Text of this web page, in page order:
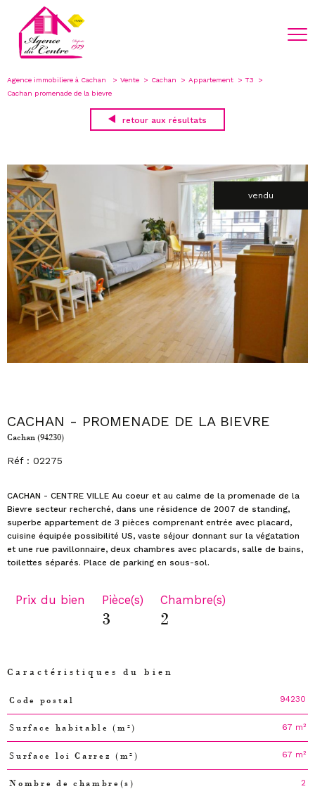
Agence immobiliere à Cachan Vente Cachan Appartement
T3
Cachan promenade de la bievre
retour aux résultats
vendu
CACHAN - PROMENADE DE LA BIEVRE
Cachan (94230)
Réf : 02275
CACHAN - CENTRE VILLE Au coeur et au calme de la promenade de la
Bievre secteur recherché, dans une résidence de 2007 de standing,
superbe appartement de 3 pièces comprenant entrée avec placard,
cuisine équipée possibilité US, vaste séjour donnant sur la végatation
et une rue pavillonnaire, deux chambres avec placards, salle de bains,
Prix du bien Pièce(s)
3
Chambre(s)
2
Caractéristiques du bien
Caractéristiques
Code postal 94230
Surface habitable (m²) 67 m²
Surface loi Carrez (m²) 67 m²
Nombre de chambre(s) 2